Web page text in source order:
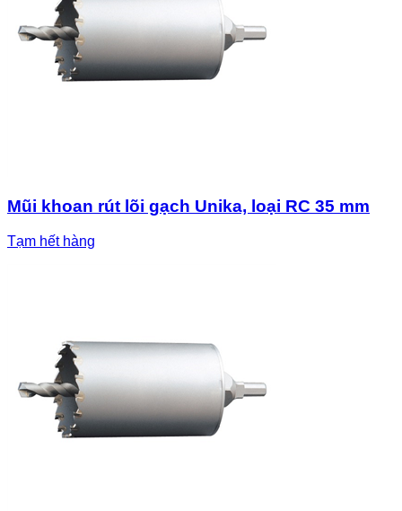
Mũi khoan rút lõi gạch Unika, loại RC 35 mm
Tạm hết hàng